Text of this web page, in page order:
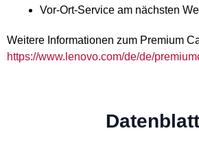
Vor-Ort-Service am nächsten
Weitere Informationen zum Premium
https://www.lenovo.com/de/de/
Datenblatt